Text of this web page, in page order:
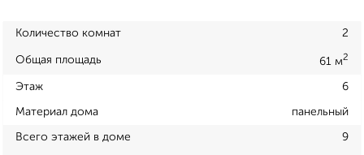
Количество комнат 2
Общая площадь 61 м2
Этаж 6
Материал дома панельный
Всего этажей в доме 9